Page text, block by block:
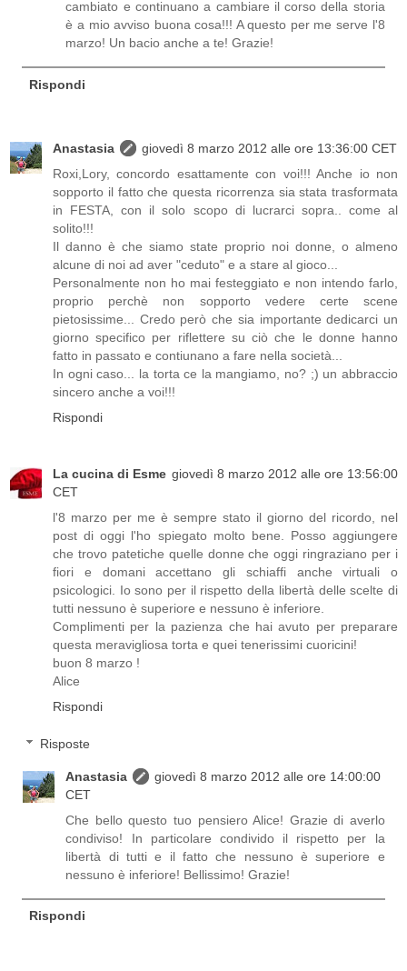
cambiato e continuano a cambiare il corso della storia
è a mio avviso buona cosa!!! A questo per me serve l'8
marzo! Un bacio anche a te! Grazie!
Rispondi
Anastasia
giovedì 8 marzo 2012 alle ore 13:36:00 CET
Roxi,Lory, concordo esattamente con voi!!! Anche io non
sopporto il fatto che questa ricorrenza sia stata trasformata
in FESTA, con il solo scopo di lucrarci sopra.. come al
solito!!!
Il danno è che siamo state proprio noi donne, o almeno
alcune di noi ad aver "ceduto" e a stare al gioco...
Personalmente non ho mai festeggiato e non intendo farlo,
proprio perchè non sopporto vedere certe scene
pietosissime... Credo però che sia importante dedicarci un
giorno specifico per riflettere su ciò che le donne hanno
fatto in passato e contiunano a fare nella società...
In ogni caso... la torta ce la mangiamo, no? ;) un abbraccio
sincero anche a voi!!!
Rispondi
La cucina di Esme giovedì 8 marzo 2012 alle ore 13:56:00
CET
l'8 marzo per me è sempre stato il giorno del ricordo, nel
post di oggi l'ho spiegato molto bene. Posso aggiungere
che trovo patetiche quelle donne che oggi ringraziano per i
fiori e domani accettano gli schiaffi anche virtuali o
psicologici. Io sono per il rispetto della libertà delle scelte di
tutti nessuno è superiore e nessuno è inferiore.
Complimenti per la pazienza che hai avuto per preparare
questa meravigliosa torta e quei tenerissimi cuoricini!
buon 8 marzo !
Alice
Rispondi
Risposte
Anastasia
giovedì 8 marzo 2012 alle ore 14:00:00
CET
Che bello questo tuo pensiero Alice! Grazie di averlo
condiviso! In particolare condivido il rispetto per la
libertà di tutti e il fatto che nessuno è superiore e
nessuno è inferiore! Bellissimo! Grazie!
Rispondi